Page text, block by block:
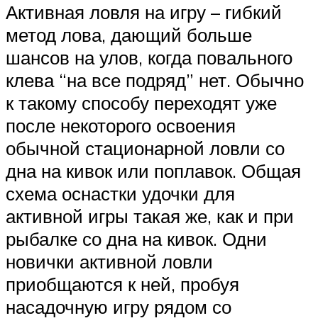
Активная ловля на игру – гибкий
метод лова, дающий больше
шансов на улов, когда повального
клева “на все подряд” нет. Обычно
к такому способу переходят уже
после некоторого освоения
обычной стационарной ловли со
дна на кивок или поплавок. Общая
схема оснастки удочки для
активной игры такая же, как и при
рыбалке со дна на кивок. Одни
новички активной ловли
приобщаются к ней, пробуя
насадочную игру рядом со